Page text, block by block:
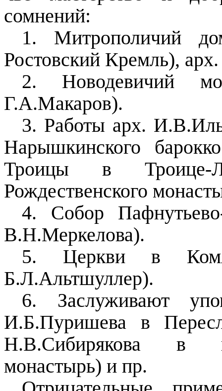
сомнений:
1. Митрополичий
Ростовский Кремль),
2. Новодевичий
Г.А.Макаров).
3. Работы арх.
Нарышкинского
Троицы в Троице-
Рождественского
4. Собор
В.Н.Меркелова).
5. Церкви в
Б.Л.Альтшуллер).
6. Заслуживают
И.Б.Пуришева в
Н.В.Сибирякова в
монастырь) и пр.